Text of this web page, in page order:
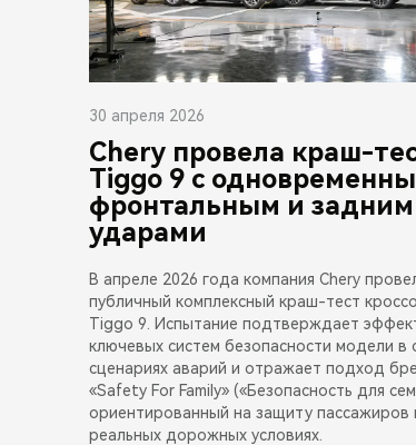
30 апреля 2026
Chery провела краш-
Tiggo 9 с
фронтальным и задним
ударами
В апреле 2026 года компания Chery
публичный комплексный краш-тест
Tiggo 9. Испытание подтверждает
ключевых систем безопасности модели в
сценариях аварий и отражает подход
«Safety For Family» («Безопасность для
ориентированный на защиту пассажиров
реальных дорожных условиях.